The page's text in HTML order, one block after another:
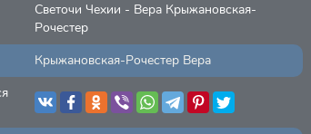
Светочи Чехии - Вера Крыжановская-
Рочестер
Крыжановская-Рочестер Вера